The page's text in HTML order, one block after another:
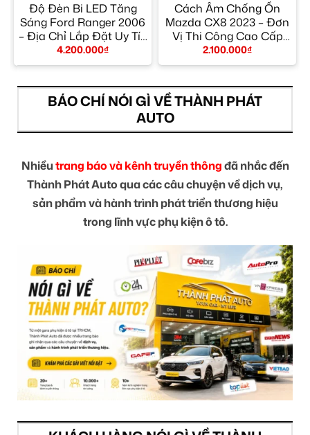
Độ Đèn Bi LED Tăng
Sáng Ford Ranger 2006
– Địa Chỉ Lắp Đặt Uy Tín
TPHCM
4.200.000₫
Cách Âm Chống Ồn
Mazda CX8 2023 – Đơn
Vị Thi Công Cao Cấp
TPHCM
2.100.000₫
BÁO CHÍ NÓI GÌ VỀ THÀNH PHÁT
AUTO
Nhiềutrang báo và kênh truyền thôngđã nhắc đến
Thành Phát Auto qua các câu chuyện về dịch vụ,
sản phẩm và hành trình phát triển thương hiệu
trong lĩnh vực phụ kiện ô tô.